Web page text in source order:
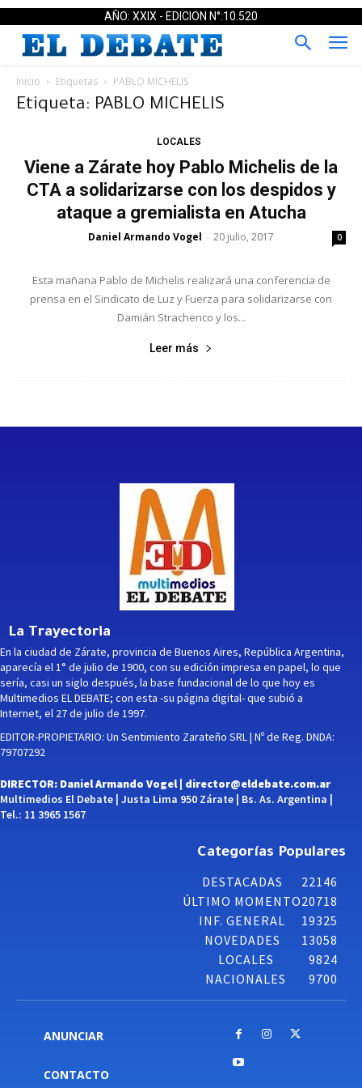
AÑO: XXIX - EDICION N°:10.520
Inicio Etiquetas PABLO MICHELIS
Etiqueta: PABLO MICHELIS
LOCALES
Viene a Zárate hoy Pablo Michelis de la
CTA a solidarizarse con los despidos y
ataque a gremialista en Atucha
Daniel Armando Vogel - 20 julio, 2017 0
Esta mañana Pablo de Michelis realizará una conferencia de
prensa en el Sindicato de Luz y Fuerza para solidarizarse con
Damián Strachenco y los...
Leer más
La Trayectoria
En la ciudad de Zárate, provincia de Buenos Aires, República Argentina,
aparecía el 1° de julio de 1900, con su edición impresa en papel, lo que
sería, casi un siglo después, la base fundacional de lo que hoy es
Multimedios EL DEBATE; con esta -su página digital- que subió a
Internet, el 27 de julio de 1997.
EDITOR-PROPIETARIO: Un Sentimiento Zarateño SRL | Nº de Reg. DNDA:
79707292
DIRECTOR: Daniel Armando Vogel | director@eldebate.com.ar
Multimedios El Debate | Justa Lima 950 Zárate | Bs. As. Argentina |
Tel.: 11 3965 1567
Categorías Populares
DESTACADAS
22146
ÚLTIMO MOMENTO20718
INF. GENERAL
19325
NOVEDADES
13058
LOCALES
9824
NACIONALES
9700
ANUNCIAR
CONTACTO